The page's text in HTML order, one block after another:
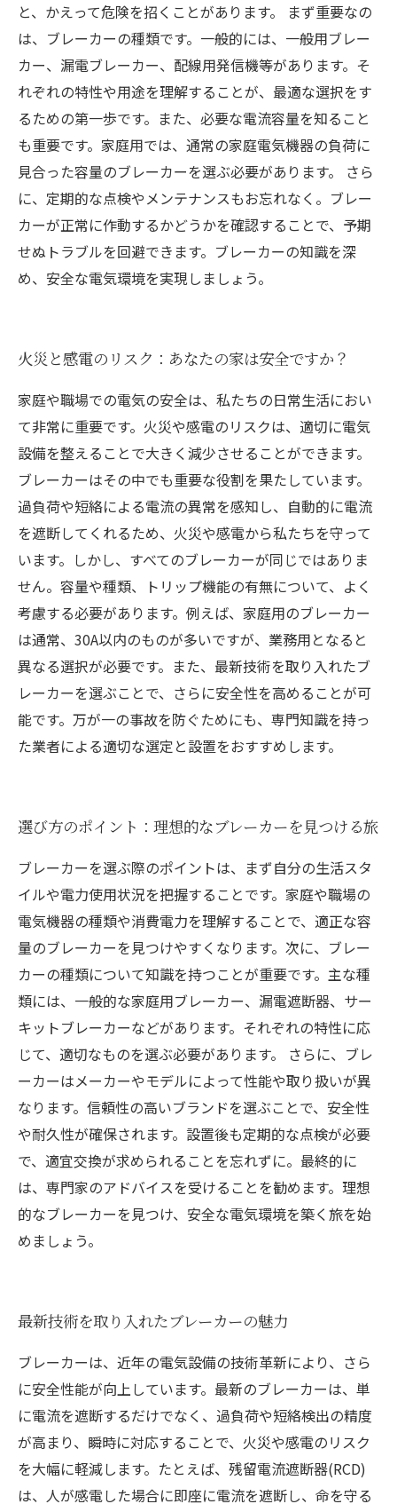
と、かえって危険を招くことがあります。 まず重要なの
は、ブレーカーの種類です。一般的には、一般用ブレー
カー、漏電ブレーカー、配線用発信機等があります。そ
れぞれの特性や用途を理解することが、最適な選択をす
るための第一歩です。また、必要な電流容量を知ること
も重要です。家庭用では、通常の家庭電気機器の負荷に
見合った容量のブレーカーを選ぶ必要があります。 さら
に、定期的な点検やメンテナンスもお忘れなく。ブレー
カーが正常に作動するかどうかを確認することで、予期
せぬトラブルを回避できます。ブレーカーの知識を深
め、安全な電気環境を実現しましょう。
火災と感電のリスク：あなたの家は安全ですか？
家庭や職場での電気の安全は、私たちの日常生活におい
て非常に重要です。火災や感電のリスクは、適切に電気
設備を整えることで大きく減少させることができます。
ブレーカーはその中でも重要な役割を果たしています。
過負荷や短絡による電流の異常を感知し、自動的に電流
を遮断してくれるため、火災や感電から私たちを守って
います。しかし、すべてのブレーカーが同じではありま
せん。容量や種類、トリップ機能の有無について、よく
考慮する必要があります。例えば、家庭用のブレーカー
は通常、30A以内のものが多いですが、業務用となると
異なる選択が必要です。また、最新技術を取り入れたブ
レーカーを選ぶことで、さらに安全性を高めることが可
能です。万が一の事故を防ぐためにも、専門知識を持っ
た業者による適切な選定と設置をおすすめします。
選び方のポイント：理想的なブレーカーを見つける旅
ブレーカーを選ぶ際のポイントは、まず自分の生活スタ
イルや電力使用状況を把握することです。家庭や職場の
電気機器の種類や消費電力を理解することで、適正な容
量のブレーカーを見つけやすくなります。次に、ブレー
カーの種類について知識を持つことが重要です。主な種
類には、一般的な家庭用ブレーカー、漏電遮断器、サー
キットブレーカーなどがあります。それぞれの特性に応
じて、適切なものを選ぶ必要があります。 さらに、ブレ
ーカーはメーカーやモデルによって性能や取り扱いが異
なります。信頼性の高いブランドを選ぶことで、安全性
や耐久性が確保されます。設置後も定期的な点検が必要
で、適宜交換が求められることを忘れずに。最終的に
は、専門家のアドバイスを受けることを勧めます。理想
的なブレーカーを見つけ、安全な電気環境を築く旅を始
めましょう。
最新技術を取り入れたブレーカーの魅力
ブレーカーは、近年の電気設備の技術革新により、さら
に安全性能が向上しています。最新のブレーカーは、単
に電流を遮断するだけでなく、過負荷や短絡検出の精度
が高まり、瞬時に対応することで、火災や感電のリスク
を大幅に軽減します。たとえば、残留電流遮断器(RCD)
は、人が感電した場合に即座に電流を遮断し、命を守る